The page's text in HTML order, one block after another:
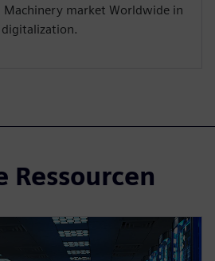
Machinery market Worldwide in